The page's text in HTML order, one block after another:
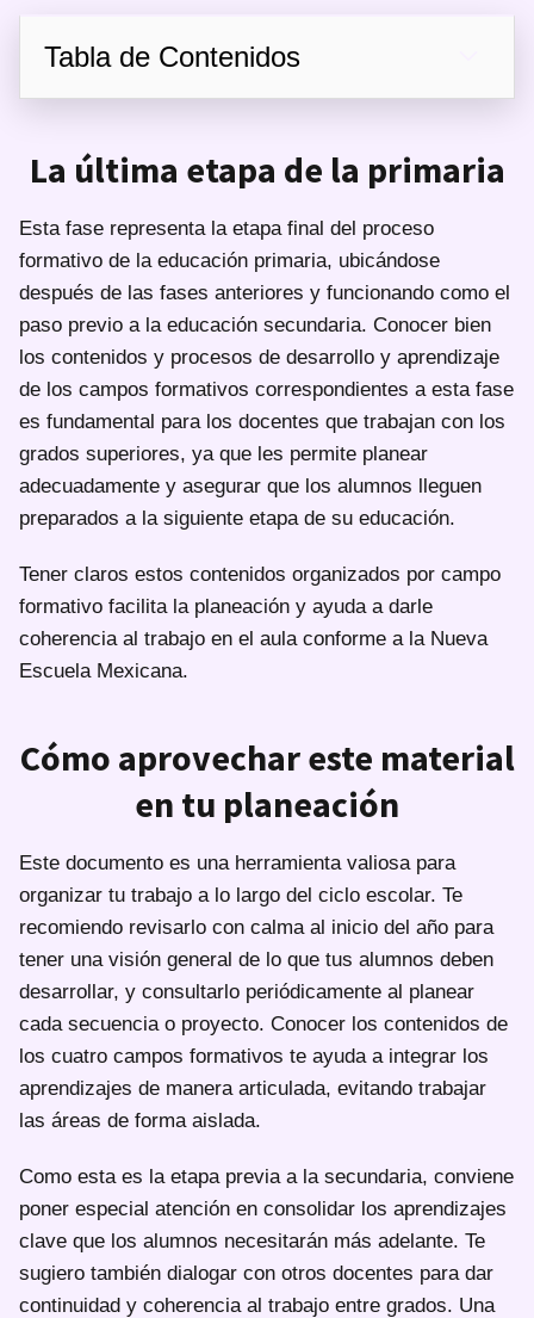
Tabla de Contenidos
La última etapa de la primaria
Esta fase representa la etapa final del proceso
formativo de la educación primaria, ubicándose
después de las fases anteriores y funcionando como el
paso previo a la educación secundaria. Conocer bien
los contenidos y procesos de desarrollo y aprendizaje
de los campos formativos correspondientes a esta fase
es fundamental para los docentes que trabajan con los
grados superiores, ya que les permite planear
adecuadamente y asegurar que los alumnos lleguen
preparados a la siguiente etapa de su educación.
Tener claros estos contenidos organizados por campo
formativo facilita la planeación y ayuda a darle
coherencia al trabajo en el aula conforme a la Nueva
Escuela Mexicana.
Cómo aprovechar este material
en tu planeación
Este documento es una herramienta valiosa para
organizar tu trabajo a lo largo del ciclo escolar. Te
recomiendo revisarlo con calma al inicio del año para
tener una visión general de lo que tus alumnos deben
desarrollar, y consultarlo periódicamente al planear
cada secuencia o proyecto. Conocer los contenidos de
los cuatro campos formativos te ayuda a integrar los
aprendizajes de manera articulada, evitando trabajar
las áreas de forma aislada.
Como esta es la etapa previa a la secundaria, conviene
poner especial atención en consolidar los aprendizajes
clave que los alumnos necesitarán más adelante. Te
sugiero también dialogar con otros docentes para dar
continuidad y coherencia al trabajo entre grados. Una